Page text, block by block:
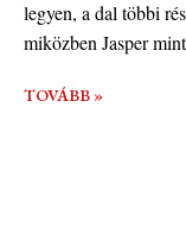
legyen, a dal többi
miközben Jasper
TOVÁBB »